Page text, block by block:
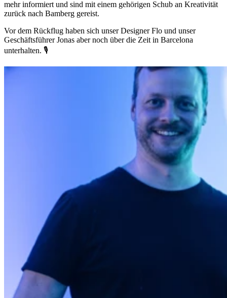
mehr informiert und sind mit einem gehörigen Schub an Kreativität
zurück nach Bamberg gereist.
Vor dem Rückflug haben sich unser Designer Flo und unser
Geschäftsführer Jonas aber noch über die Zeit in Barcelona
unterhalten. 🎙️